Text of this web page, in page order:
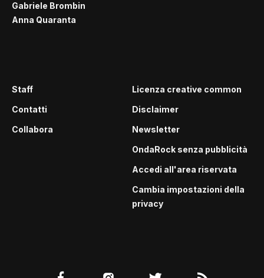
Gabriele Brombin
Anna Quaranta
Staff
Contatti
Collabora
Licenza creative common
Disclaimer
Newsletter
OndaRock senza pubblicità
Accedi all'area riservata
Cambia impostazioni della
privacy